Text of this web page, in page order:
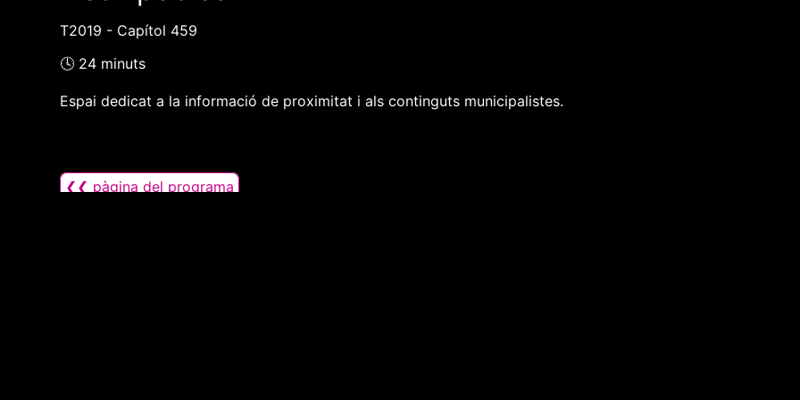
T2019 - Capítol 459
🕓 24 minuts
Espai dedicat a la informació de proximitat i als continguts municipalistes.
❮❮ pàgina del programa